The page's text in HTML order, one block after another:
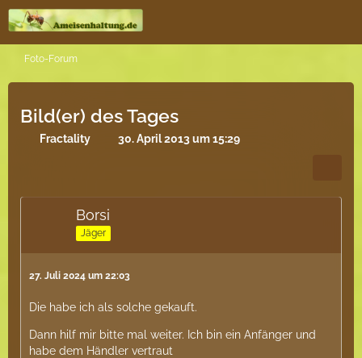
Foto-Forum
Bild(er) des Tages
Fractality 30. April 2013 um 15:29
Borsi
Jäger
27. Juli 2024 um 22:03
Die habe ich als solche gekauft.
Dann hilf mir bitte mal weiter. Ich bin ein Anfänger und
habe dem Händler vertraut